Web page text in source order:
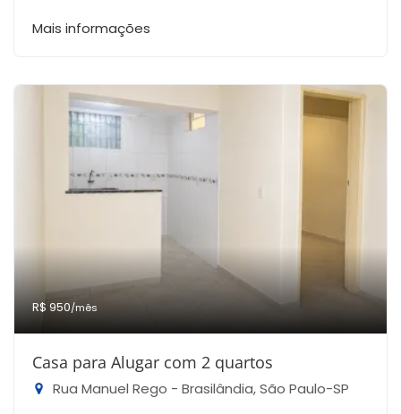
Mais informações
R$ 950/mês
Casa para Alugar com 2 quartos
Rua Manuel Rego - Brasilândia, São Paulo-SP